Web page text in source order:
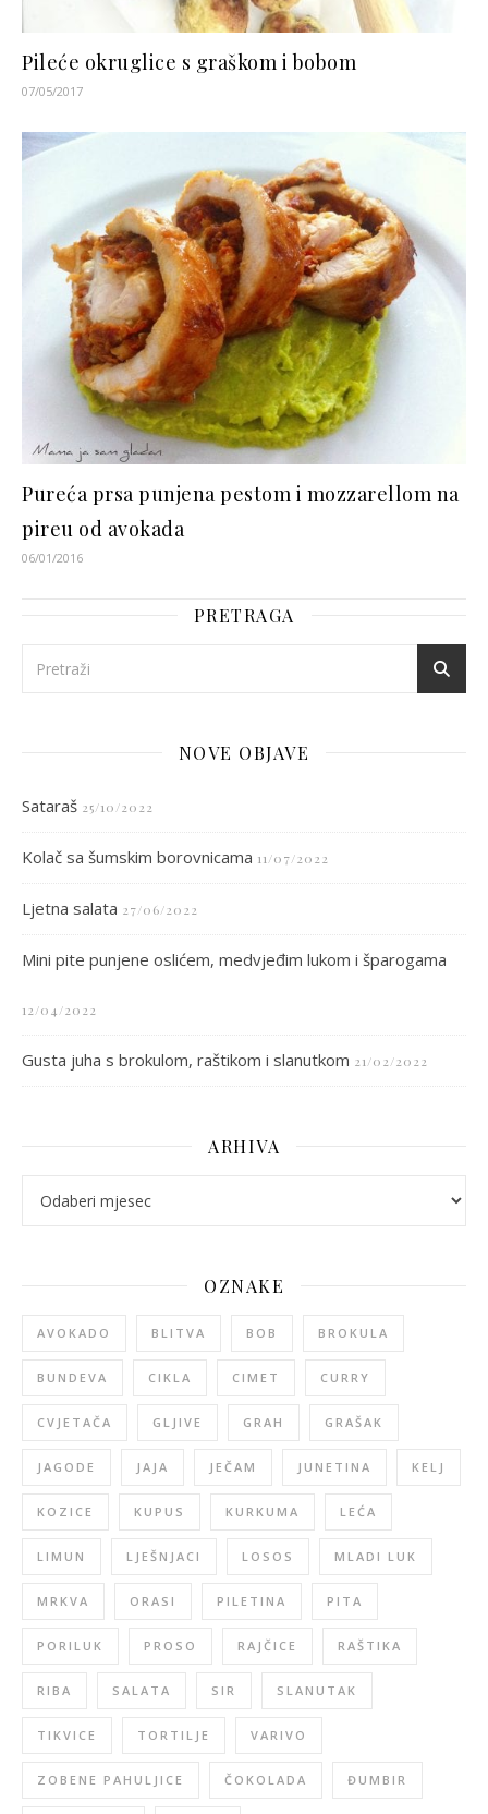
Pileće okruglice s graškom i bobom
07/05/2017
Pureća prsa punjena pestom i mozzarellom na
pireu od avokada
06/01/2016
PRETRAGA
NOVE OBJAVE
Sataraš 25/10/2022
Kolač sa šumskim borovnicama 11/07/2022
Ljetna salata 27/06/2022
Mini pite punjene oslićem, medvjeđim lukom i šparogama
12/04/2022
Gusta juha s brokulom, raštikom i slanutkom 21/02/2022
ARHIVA
OZNAKE
AVOKADO BLITVA BOB BROKULA
BUNDEVA CIKLA CIMET CURRY
CVJETAČA GLJIVE GRAH GRAŠAK
JAGODE JAJA JEČAM JUNETINA KELJ
KOZICE KUPUS KURKUMA LEĆA
LIMUN LJEŠNJACI LOSOS MLADI LUK
MRKVA ORASI PILETINA PITA
PORILUK PROSO RAJČICE RAŠTIKA
RIBA SALATA SIR SLANUTAK
TIKVICE TORTILJE VARIVO
ZOBENE PAHULJICE ČOKOLADA ĐUMBIR